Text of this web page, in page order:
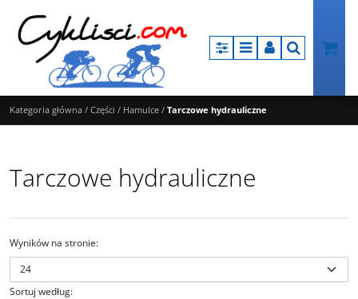
PanelMenuPanelSzukaj
Kategoria główna / Części / Hamulce / Tarczowe hydrauliczne
Tarczowe hydrauliczne
Wyników na stronie:
Sortuj według: